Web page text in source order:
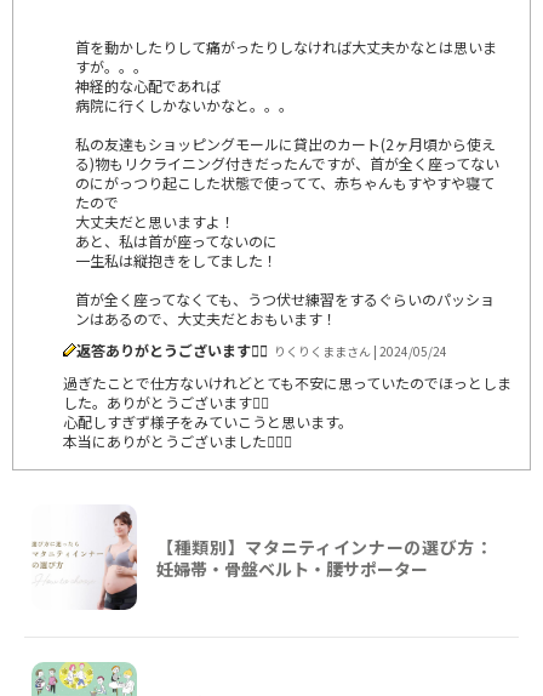
首を動かしたりして痛がったりしなければ大丈夫かなとは思いま
すが。。。
神経的な心配であれば
病院に行くしかないかなと。。。
私の友達もショッピングモールに貸出のカート(2ヶ月頃から使え
る)物もリクライニング付きだったんですが、首が全く座ってない
のにがっつり起こした状態で使ってて、赤ちゃんもすやすや寝て
たので
大丈夫だと思いますよ！
あと、私は首が座ってないのに
一生私は縦抱きをしてました！
首が全く座ってなくても、うつ伏せ練習をするぐらいのパッショ
ンはあるので、大丈夫だとおもいます！
返答ありがとうございます🙇‍♀️ りくりくままさん | 2024/05/24
過ぎたことで仕方ないけれどとても不安に思っていたのでほっとしま
した。ありがとうございます🙇‍♀️
心配しすぎず様子をみていこうと思います。
本当にありがとうございました🙇‍♀️✨
【種類別】マタニティインナーの選び方：
妊婦帯・骨盤ベルト・腰サポーター